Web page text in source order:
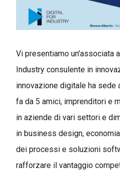
Vi presentiamo un'associata
Industry consulente in
innovazione digitale ha sede
fa da 5 amici, imprenditori e
in aziende di vari settori e
in business design,
dei processi e soluzioni
rafforzare il vantaggio